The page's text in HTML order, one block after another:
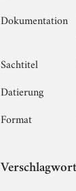
Dokumentation
Sachtitel
Datierung
Format